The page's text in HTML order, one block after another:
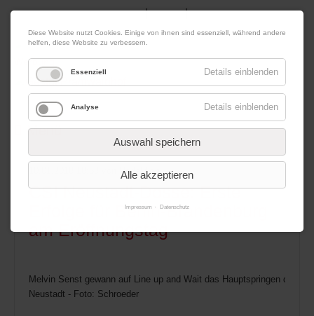
08. August 2026 Impressum|Kontakt|Datenschutz
Werbung
Menü
von Redaktion
CSI Neustadt-Dosse: Erste
Erfolge für Berlin-Brandenburg
am Eröffnungstag
Melvin Senst gewann auf Line up and Wait das Hauptspringen des
Neustadt - Foto: Schroeder
Diese Website nutzt Cookies. Einige von ihnen sind essenziell, während andere
helfen, diese Website zu verbessern.
Essenziell Details einblenden
Analyse Details einblenden
Auswahl speichern
Alle akzeptieren
Impressum Datenschutz